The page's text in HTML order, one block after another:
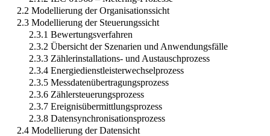
2.2 Modellierung der Organisationssicht
2.3 Modellierung der Steuerungssicht
2.3.1 Bewertungsverfahren
2.3.2 Übersicht der Szenarien und Anwendungsfälle
2.3.3 Zählerinstallations- und Austauschprozess
2.3.4 Energiedienstleisterwechselprozess
2.3.5 Messdatenübertragungsprozess
2.3.6 Zählersteuerungsprozess
2.3.7 Ereignisübermittlungsprozess
2.3.8 Datensynchronisationsprozess
2.4 Modellierung der Datensicht